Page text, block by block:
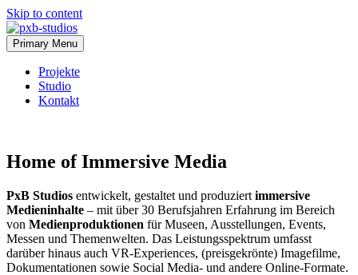
Skip to content
Primary Menu
Projekte
Studio
Kontakt
Home of Immersive Media
PxB Studios entwickelt, gestaltet und produziert immersive
Medieninhalte – mit über 30 Berufsjahren Erfahrung im Bereich
von Medienproduktionen für Museen, Ausstellungen, Events,
Messen und Themenwelten. Das Leistungsspektrum umfasst
darüber hinaus auch VR-Experiences, (preisgekrönte) Imagefilme,
Dokumentationen sowie Social Media- und andere Online-Formate.